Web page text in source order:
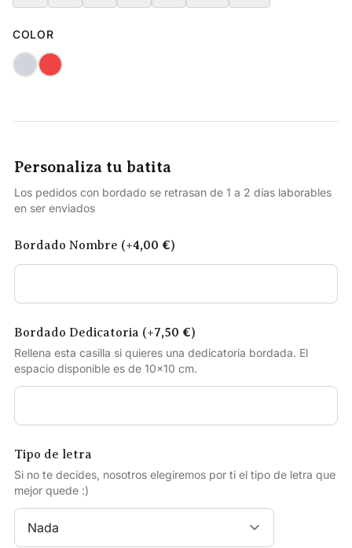
COLOR
Marino
Rojo
Personaliza tu batita
Los pedidos con bordado se retrasan de 1 a 2 días laborables
en ser enviados
Bordado Nombre (+4,00 €)
Bordado Dedicatoria (+7,50 €)
Rellena esta casilla si quieres una dedicatoria bordada. El
espacio disponible es de 10×10 cm.
Tipo de letra
Si no te decides, nosotros elegiremos por ti el tipo de letra que
mejor quede :)